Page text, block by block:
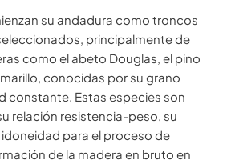
su andadura como troncos
principalmente de
como el abeto Douglas, el pino
conocidas por su grano
constante. Estas especies son
relación resistencia-peso, su
para el proceso de
de la madera en bruto en